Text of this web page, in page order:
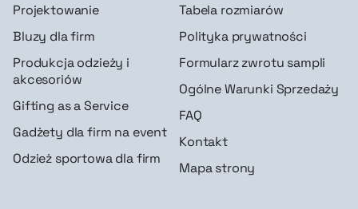
Projektowanie
Bluzy dla firm
Produkcja odzieży i
akcesoriów
Gifting as a Service
Gadżety dla firm na event
Odzież sportowa dla firm
Tabela rozmiarów
Polityka prywatności
Formularz zwrotu sampli
Ogólne Warunki Sprzedaży
FAQ
Kontakt
Mapa strony